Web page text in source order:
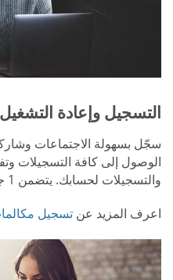
التسجيل وإعادة التشغيل
سجّل بسهولة الاجتماعات
الوصول إلى كافة التسجيلات
والتسجيلات لحسابك. يتضمن 1 جيجابايت سعة تخزين مجانية.
اعرف المزيد عن تسجيل